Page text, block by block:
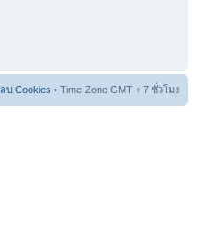
ลบ Cookies • Time-Zone GMT + 7 ชั่วโมง